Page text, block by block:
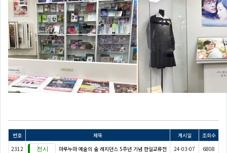
번호 제목 게시일
조회수
2312
마루누마 예술의 숲 레지던스 5주년 기념 한일교류전 24-03-07 6808